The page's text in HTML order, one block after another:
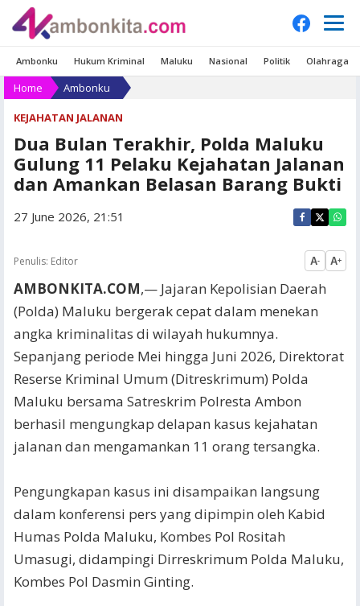
Ambonku Hukum Kriminal Maluku Nasional Politik Olahraga
Home Ambonku
KEJAHATAN JALANAN
Dua Bulan Terakhir, Polda Maluku
Gulung 11 Pelaku Kejahatan Jalanan
dan Amankan Belasan Barang Bukti
27 June 2026, 21:51
Penulis: Editor A- A+
AMBONKITA.COM,— Jajaran Kepolisian Daerah
(Polda) Maluku bergerak cepat dalam menekan
angka kriminalitas di wilayah hukumnya.
Sepanjang periode Mei hingga Juni 2026, Direktorat
Reserse Kriminal Umum (Ditreskrimum) Polda
Maluku bersama Satreskrim Polresta Ambon
berhasil mengungkap delapan kasus kejahatan
jalanan dan mengamankan 11 orang tersangka.
Pengungkapan kasus ini disampaikan langsung
dalam konferensi pers yang dipimpin oleh Kabid
Humas Polda Maluku, Kombes Pol Rositah
Umasugi, didampingi Dirreskrimum Polda Maluku,
Kombes Pol Dasmin Ginting.